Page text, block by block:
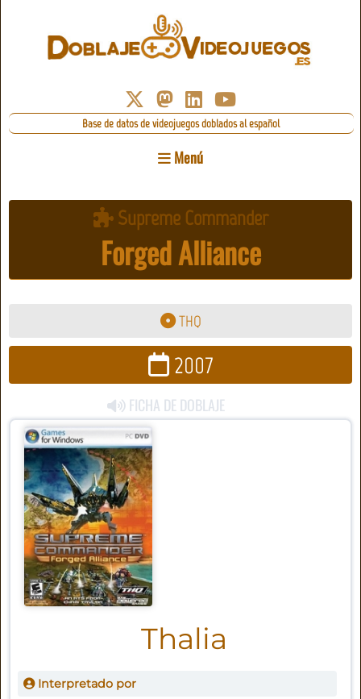
Base de datos de videojuegos doblados al español
Menú
Supreme Commander
Forged Alliance
THQ
2007
FICHA DE DOBLAJE
Thalia
Interpretado por